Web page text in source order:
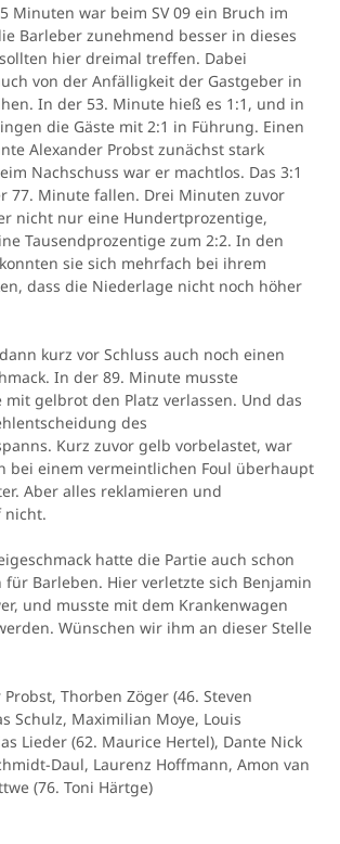
Minuten war beim SV 09 ein Bruch im
Barleber zunehmend besser in dieses
hier dreimal treffen. Dabei
von der Anfälligkeit der Gastgeber in
In der 53. Minute hieß es 1:1, und in
die Gäste mit 2:1 in Führung. Einen
Alexander Probst zunächst stark
Nachschuss war er machtlos. Das 3:1
77. Minute fallen. Drei Minuten zuvor
nicht nur eine Hundertprozentige,
Tausendprozentige zum 2:2. In den
sie sich mehrfach bei ihrem
dass die Niederlage nicht noch höher
kurz vor Schluss auch noch einen
In der 89. Minute musste
mit gelbrot den Platz verlassen. Und das
des
Kurz zuvor gelb vorbelastet, war
bei einem vermeintlichen Foul überhaupt
Aber alles reklamieren und
nicht.
hatte die Partie auch schon
für Barleben. Hier verletzte sich Benjamin
und musste mit dem Krankenwagen
Wünschen wir ihm an dieser Stelle
Thorben Zöger (46. Steven
Schulz, Maximilian Moye, Louis
Lieder (62. Maurice Hertel), Dante Nick
Daul, Laurenz Hoffmann, Amon van
(76. Toni Härtge)